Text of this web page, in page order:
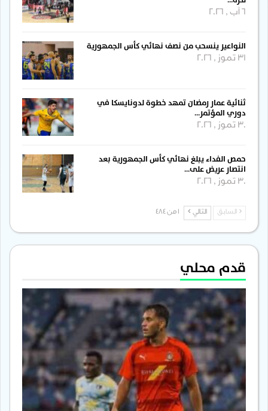
النواعير ينسحب من نصف نهائي كأس الجمهورية
31 تموز , 2026
ثنائية عمار رمضان تمهد خطوة لدونايسكا في
دوري المؤتمر…
30 تموز , 2026
حمص الفداء يبلغ نهائي كأس الجمهورية بعد
انتصار عريض على…
30 تموز , 2026
السابق التالي
قدم محلي